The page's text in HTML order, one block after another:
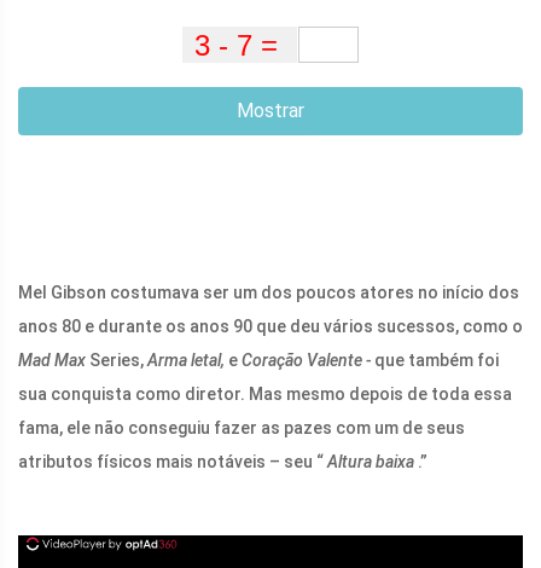
Mostrar
Mel Gibson costumava ser um dos poucos atores no início dos
anos 80 e durante os anos 90 que deu vários sucessos, como o
Mad Max Series,Arma letal, eCoração Valente - que também foi
sua conquista como diretor. Mas mesmo depois de toda essa
fama, ele não conseguiu fazer as pazes com um de seus
atributos físicos mais notáveis ​​– seu “Altura baixa .”